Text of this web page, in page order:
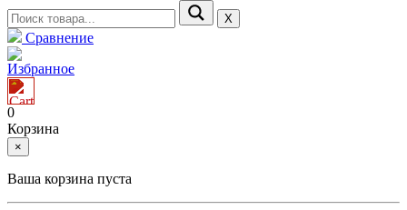
Х
Сравнение
Избранное
0
Корзина
×
Ваша корзина пуста